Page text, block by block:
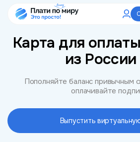
Карта для оплаты
из России
Пополняйте баланс привычным
оплачивайте
Выпустить